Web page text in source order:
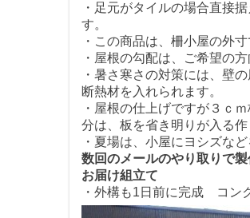
・足元がタイルの場合直接
す。
・この商品は、柵小屋の外
・屋根の勾配は、ご希望の
・暑さ寒さの対策には、壁
断熱材を入れられます。
・屋根の仕上げですが３ｃ
分は、板を省き明りが入る作
・夏場は、小屋にヨシズな
数回のメールのやり取りで
お届け組立て
・外構も1日前に完成 コン